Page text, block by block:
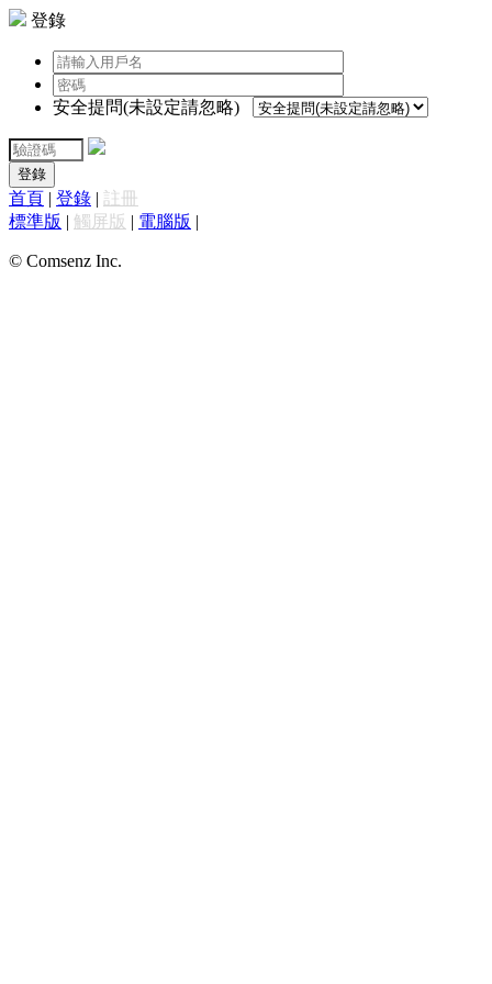
登錄
安全提問(未設定請忽略)
登錄
首頁 | 登錄 | 註冊
標準版 | 觸屏版 | 電腦版 |
© Comsenz Inc.